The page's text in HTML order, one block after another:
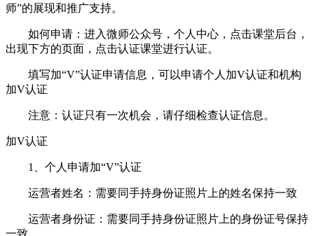
师”的展现和推广支持。
如何申请：进入微师公众号，个人中心，点击课堂后台，
出现下方的页面，点击认证课堂进行认证。
填写加“V”认证申请信息，可以申请个人加V认证和机构
加V认证
注意：认证只有一次机会，请仔细检查认证信息。
加V认证
1、个人申请加“V”认证
运营者姓名：需要同手持身份证照片上的姓名保持一致
运营者身份证：需要同手持身份证照片上的身份证号保持
一致